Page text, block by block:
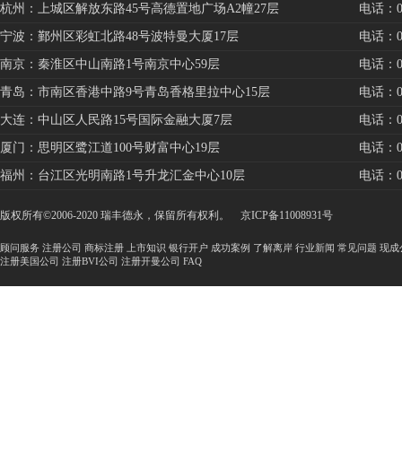
杭州：上城区解放东路45号高德置地广场A2幢27层 电话：
宁波：鄞州区彩虹北路48号波特曼大厦17层 电话：
南京：秦淮区中山南路1号南京中心59层 电话：
青岛：市南区香港中路9号青岛香格里拉中心15层 电话：
大连：中山区人民路15号国际金融大厦7层 电话：
厦门：思明区鹭江道100号财富中心19层 电话：
福州：台江区光明南路1号升龙汇金中心10层 电话：
版权所有©2006-2020 瑞丰德永，保留所有权利。 京ICP备11008931号
顾问服务 注册公司 商标注册 上市知识 银行开户 成功案例 了解离岸 行业新闻 常见问题 现成
注册美国公司 注册BVI公司 注册开曼公司 FAQ